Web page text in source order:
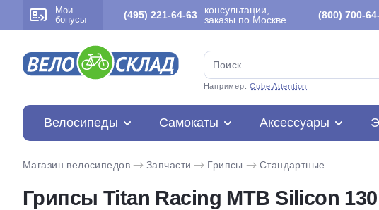
Мои
бонусы
(495) 221-64-63
консультации,
заказы по Москве
(800) 700-
Например:Cube Attention
Велосипеды Самокаты Аксессуары
Магазин велосипедов Запчасти Грипсы Стандартные
Грипсы Titan Racing MTB Silicon